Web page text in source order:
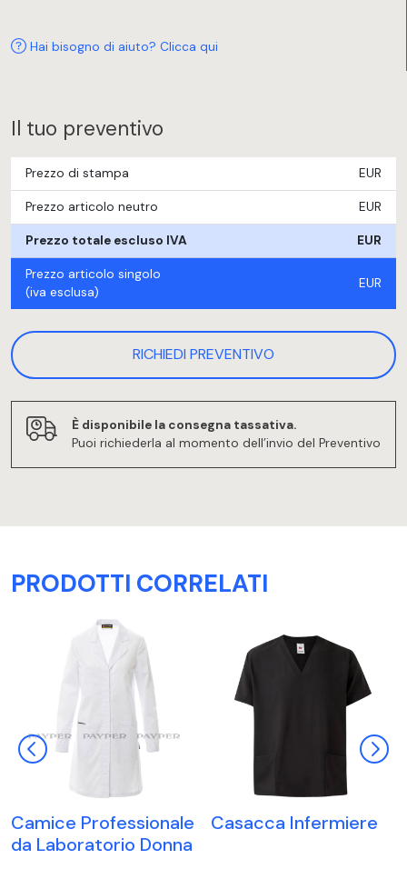
Hai bisogno di aiuto? Clicca qui
Il tuo preventivo
Prezzo di stampa EUR
Prezzo articolo neutro EUR
Prezzo totale escluso IVA EUR
Prezzo articolo singolo
(iva esclusa)
EUR
RICHIEDI PREVENTIVO
È disponibile la consegna tassativa.
Puoi richiederla al momento dell’invio del Preventivo
PRODOTTI CORRELATI
Camice Professionale
da Laboratorio Donna
Casacca Infermiere